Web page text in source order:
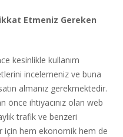
Etmeniz Gereken
kesinlikle kullanım
incelemeniz ve buna
almanız gerekmektedir.
önce ihtiyacınız olan web
trafik ve benzeri
için hem ekonomik hem de